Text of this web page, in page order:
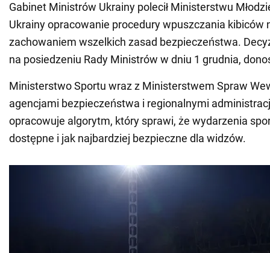
Gabinet Ministrów Ukrainy polecił Ministerstwu
Ukrainy opracowanie procedury wpuszczania kibiców
zachowaniem wszelkich zasad bezpieczeństwa.
na posiedzeniu Rady Ministrów w dniu 1 grudnia,
Ministerstwo Sportu wraz z Ministerstwem Spraw
agencjami bezpieczeństwa i regionalnymi
opracowuje algorytm, który sprawi, że wydarzenia
dostępne i jak najbardziej bezpieczne dla widzów.